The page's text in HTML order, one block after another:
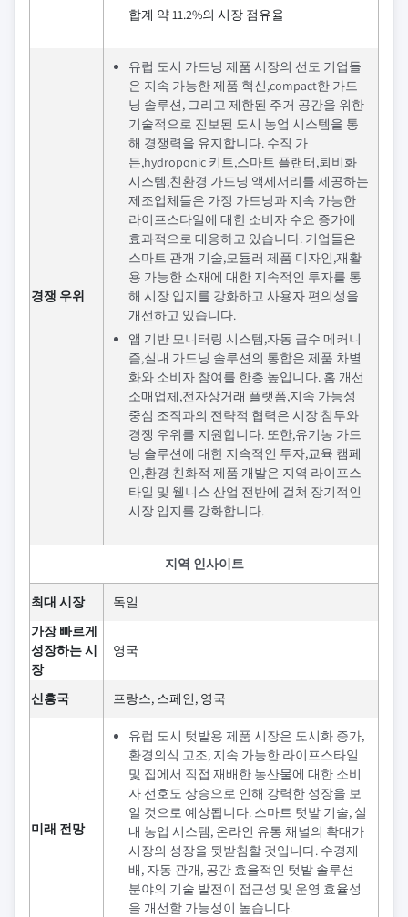
합계 약 11.2%의 시장 점유율
경쟁 우위
유럽 도시 가드닝 제품 시장의 선도 기업들
은 지속 가능한 제품 혁신,compact한 가드
닝 솔루션, 그리고 제한된 주거 공간을 위한
기술적으로 진보된 도시 농업 시스템을 통
해 경쟁력을 유지합니다. 수직 가
든,hydroponic 키트,스마트 플랜터,퇴비화
시스템,친환경 가드닝 액세서리를 제공하는
제조업체들은 가정 가드닝과 지속 가능한
라이프스타일에 대한 소비자 수요 증가에
효과적으로 대응하고 있습니다. 기업들은
스마트 관개 기술,모듈러 제품 디자인,재활
용 가능한 소재에 대한 지속적인 투자를 통
해 시장 입지를 강화하고 사용자 편의성을
개선하고 있습니다.
앱 기반 모니터링 시스템,자동 급수 메커니
즘,실내 가드닝 솔루션의 통합은 제품 차별
화와 소비자 참여를 한층 높입니다. 홈 개선
소매업체,전자상거래 플랫폼,지속 가능성
중심 조직과의 전략적 협력은 시장 침투와
경쟁 우위를 지원합니다. 또한,유기농 가드
닝 솔루션에 대한 지속적인 투자,교육 캠페
인,환경 친화적 제품 개발은 지역 라이프스
타일 및 웰니스 산업 전반에 걸쳐 장기적인
시장 입지를 강화합니다.
지역 인사이트
최대 시장
독일
가장 빠르게
성장하는 시
장
영국
신흥국 프랑스, 스페인, 영국
미래 전망
유럽 도시 텃밭용 제품 시장은 도시화 증가,
환경의식 고조, 지속 가능한 라이프스타일
및 집에서 직접 재배한 농산물에 대한 소비
자 선호도 상승으로 인해 강력한 성장을 보
일 것으로 예상됩니다. 스마트 텃밭 기술, 실
내 농업 시스템, 온라인 유통 채널의 확대가
시장의 성장을 뒷받침할 것입니다. 수경재
배, 자동 관개, 공간 효율적인 텃밭 솔루션
분야의 기술 발전이 접근성 및 운영 효율성
을 개선할 가능성이 높습니다.